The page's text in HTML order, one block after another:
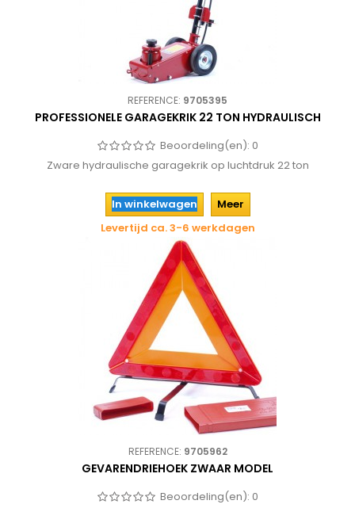
REFERENCE: 9705395
PROFESSIONELE GARAGEKRIK 22 TON HYDRAULISCH
Beoordeling(en): 0
Zware hydraulische garagekrik op luchtdruk 22 ton
In winkelwagen
Meer
Levertijd ca. 3-6 werkdagen
REFERENCE: 9705962
GEVARENDRIEHOEK ZWAAR MODEL
Beoordeling(en): 0